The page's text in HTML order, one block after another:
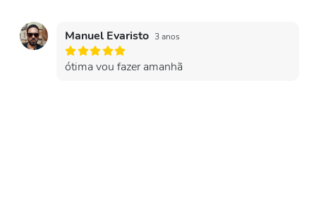
Manuel Evaristo 3 anos
ótima vou fazer amanhã